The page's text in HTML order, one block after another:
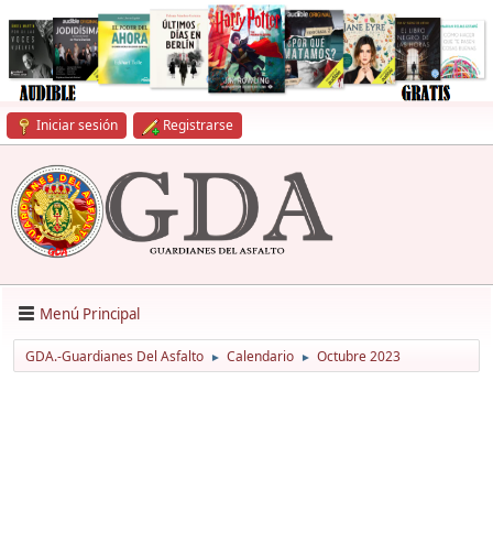
Iniciar sesión Registrarse
Menú Principal
GDA.-Guardianes Del Asfalto ► Calendario ► Octubre 2023